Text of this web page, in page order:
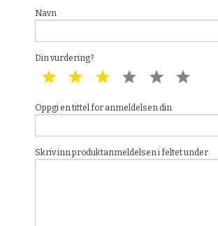
Navn
Din vurdering?
1 star 2 star 3 star 4 star 5 star
Oppgi en tittel for anmeldelsen din
Skriv inn produktanmeldelsen i feltet under